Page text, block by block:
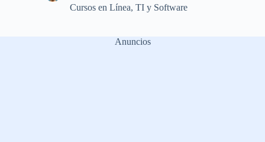
Cursos en Línea, TI y Software
Anuncios